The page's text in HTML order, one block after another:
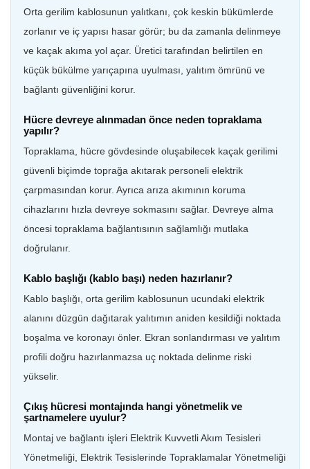
Orta gerilim kablosunun yalıtkanı, çok keskin bükümlerde
zorlanır ve iç yapısı hasar görür; bu da zamanla delinmeye
ve kaçak akıma yol açar. Üretici tarafından belirtilen en
küçük bükülme yarıçapına uyulması, yalıtım ömrünü ve
bağlantı güvenliğini korur.
Hücre devreye alınmadan önce neden topraklama
yapılır?
Topraklama, hücre gövdesinde oluşabilecek kaçak gerilimi
güvenli biçimde toprağa akıtarak personeli elektrik
çarpmasından korur. Ayrıca arıza akımının koruma
cihazlarını hızla devreye sokmasını sağlar. Devreye alma
öncesi topraklama bağlantısının sağlamlığı mutlaka
doğrulanır.
Kablo başlığı (kablo başı) neden hazırlanır?
Kablo başlığı, orta gerilim kablosunun ucundaki elektrik
alanını düzgün dağıtarak yalıtımın aniden kesildiği noktada
boşalma ve koronayı önler. Ekran sonlandırması ve yalıtım
profili doğru hazırlanmazsa uç noktada delinme riski
yükselir.
Çıkış hücresi montajında hangi yönetmelik ve
şartnamelere uyulur?
Montaj ve bağlantı işleri Elektrik Kuvvetli Akım Tesisleri
Yönetmeliği, Elektrik Tesislerinde Topraklamalar Yönetmeliği